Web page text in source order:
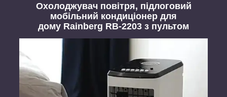
Охолоджувач повітря, підлоговий
мобільний кондиціонер для
дому Rainberg RB-2203 з пультом